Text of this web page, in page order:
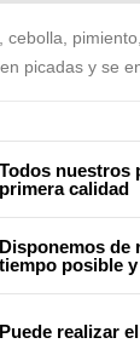
cebolla,
picadas y se
Todos nuestros
primera calidad
Disponemos de
tiempo posible
Puede realizar